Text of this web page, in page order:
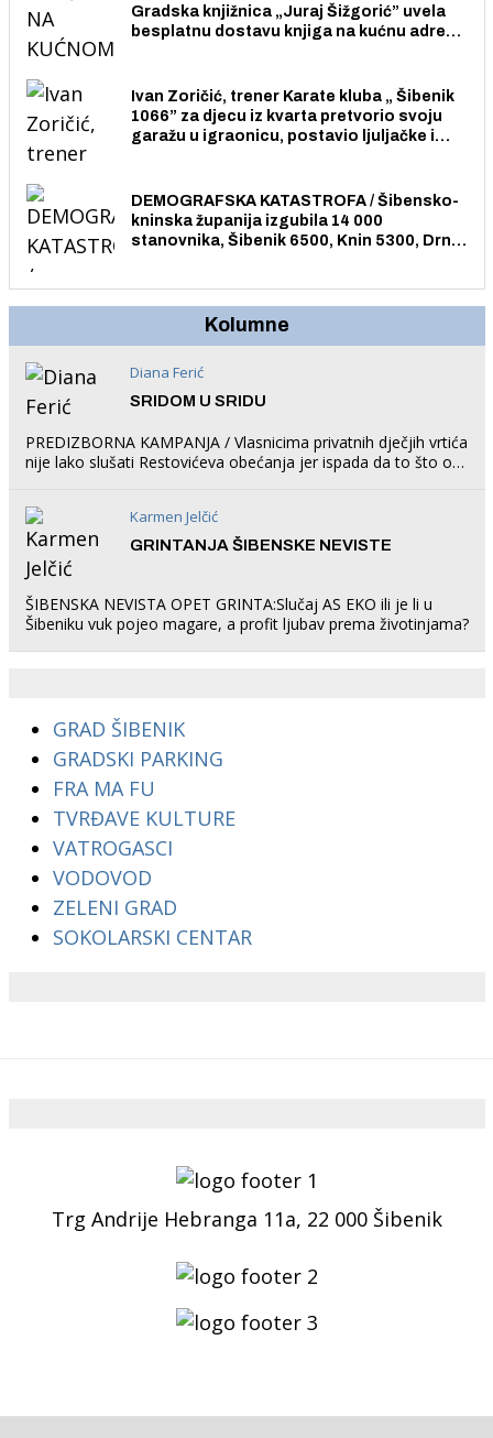
Gradska knjižnica „Juraj Šižgorić” uvela
besplatnu dostavu knjiga na kućnu adresu
Ivan Zoričić, trener Karate kluba „ Šibenik
1066” za djecu iz kvarta pretvorio svoju
garažu u igraonicu, postavio ljuljačke i
DEMOGRAFSKA KATASTROFA / Šibensko-
kninska županija izgubila 14 000
stanovnika, Šibenik 6500, Knin 5300, Drniš
Kolumne
Diana Ferić
SRIDOM U SRIDU
PREDIZBORNA KAMPANJA / Vlasnicima privatnih dječjih vrtića
nije lako slušati Restovićeva obećanja jer ispada da to što oni
Karmen Jelčić
GRINTANJA ŠIBENSKE NEVISTE
ŠIBENSKA NEVISTA OPET GRINTA:Slučaj AS EKO ili je li u
Šibeniku vuk pojeo magare, a profit ljubav prema životinjama?
GRAD ŠIBENIK
GRADSKI PARKING
FRA MA FU
TVRĐAVE KULTURE
VATROGASCI
VODOVOD
ZELENI GRAD
SOKOLARSKI CENTAR
Trg Andrije Hebranga 11a, 22 000 Šibenik